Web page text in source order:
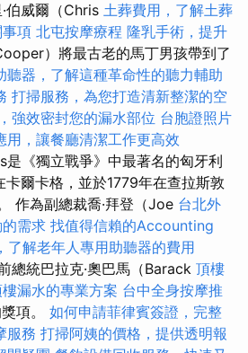
伯威爾（Chris 土葬費用，了解土葬
項 北屯按摩療程 隆乳手術，提升
）將最古老的馬丁男孩帶到了
聽器，了解這種革命性的聽力輔助
打掃服務，為您打造清新整潔的空
強效密封您的漏水部位 台胞證照片
用，讓餐廳清潔工作更高效
《獨立戰爭》中最著名的匈牙利
卡爾卡格，並於1779年在查拉斯敦
作為副總裁喬·拜登（Joe 台北外
需求 找值得信賴的Accounting
了解老年人專用助聽器的費用
總統巴拉克·奧巴馬（Barack 頂樓
漏水的專業方案 台中全身按摩推
項。 如何申請菲律賓簽證，完整
服務 打掃阿姨的價格，提供透明報